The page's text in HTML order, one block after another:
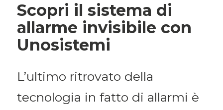
Scopri il sistema di
allarme invisibile con
Unosistemi
L’ultimo ritrovato della
tecnologia in fatto di allarmi è